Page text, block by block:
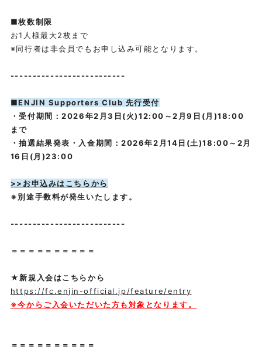
■枚数制限
お1人様最大2枚まで
※同行者は非会員でもお申し込み可能となります。
--------------------------
■ENJIN Supporters Club 先行受付
・受付期間：2026年2月3日(火)12:00～2月9日(月)18:00
まで
・抽選結果発表・入金期間：2026年2月14日(土)18:00～2月
16日(月)23:00
>>お申込みはこちらから
※別途手数料が発生いたします。
--------------------------
＝＝＝＝＝＝＝＝＝＝
★新規入会はこちらから
https://fc.enjin-official.jp/feature/entry
※今からご入会いただいた方も対象となります。
＝＝＝＝＝＝＝＝＝＝